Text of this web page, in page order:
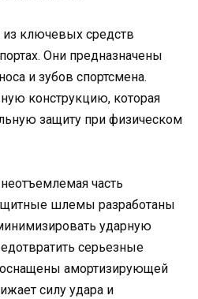
ключевых средств
Они предназначены
и зубов спортсмена.
конструкцию, которая
защиту при физическом
часть
шлемы разработаны
ударную
серьезные
амортизирующей
силу удара и